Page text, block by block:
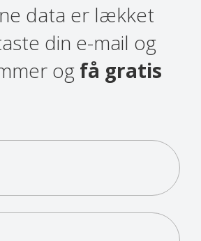
data er lækket
din e-mail og
og få gratis